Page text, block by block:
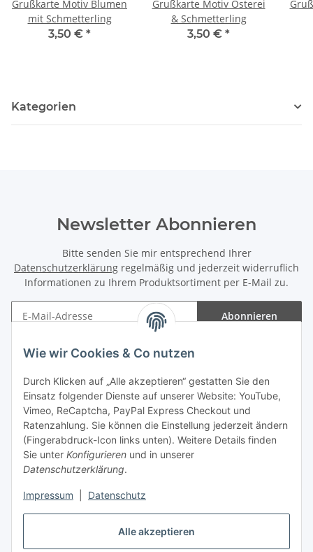
Alle akzeptieren
Wie wir Cookies & Co nutzen
Durch Klicken auf „Alle akzeptieren“ gestatten Sie den
Einsatz folgender Dienste auf unserer Website: YouTube,
Vimeo, ReCaptcha, PayPal Express Checkout und
Ratenzahlung. Sie können die Einstellung jederzeit ändern
(Fingerabdruck-Icon links unten). Weitere Details finden
Sie unter Konfigurieren und in unserer
Datenschutzerklärung.
Impressum Datenschutz
Grußkarte Motiv Blumen
mit Schmetterling
3,50 € *
Grußkarte Motiv Osterei
& Schmetterling
3,50 € *
Kategorien
Newsletter Abonnieren
Bitte senden Sie mir entsprechend Ihrer
Datenschutzerklärung regelmäßig und jederzeit widerruflich
Informationen zu Ihrem Produktsortiment per E-Mail zu.
Abonnieren
Gesetzliche Informationen
Vertrag widerrufen